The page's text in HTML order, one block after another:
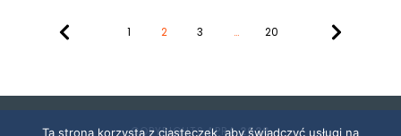
1 2 3 … 20
COPYRIGHTS APRA2026
Ta strona korzysta z ciasteczek, aby świadczyć usługi na